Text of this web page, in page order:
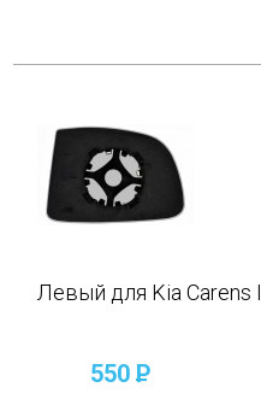
Левый для Kia Carens
550P